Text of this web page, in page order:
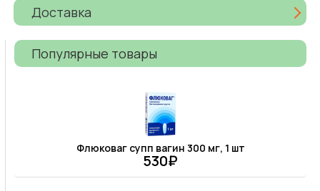
Доставка
Популярные товары
Флюковаг супп вагин 300 мг, 1 шт
530₽